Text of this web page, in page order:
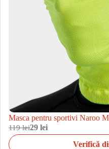
Masca pentru sportivi Naroo
119 lei29 lei
Verifică